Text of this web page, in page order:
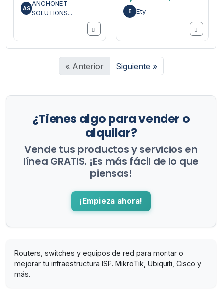
AS
ANCHONET
SOLUTIONS...
E Ety
« Anterior Siguiente »
¿Tienes algo para vender o
alquilar?
Vende tus productos y servicios en
línea GRATIS. ¡Es más fácil de lo que
piensas!
¡Empieza ahora!
Routers, switches y equipos de red para montar o
mejorar tu infraestructura ISP. MikroTik, Ubiquiti, Cisco y
más.